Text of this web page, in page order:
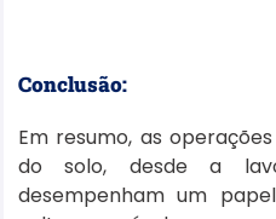
Conclusão:
Em resumo, as
do solo, desde a
desempenham um